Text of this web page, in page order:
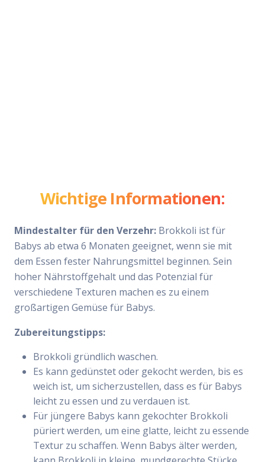
Wichtige Informationen:
Mindestalter für den Verzehr: Brokkoli ist für
Babys ab etwa 6 Monaten geeignet, wenn sie mit
dem Essen fester Nahrungsmittel beginnen. Sein
hoher Nährstoffgehalt und das Potenzial für
verschiedene Texturen machen es zu einem
großartigen Gemüse für Babys.
Zubereitungstipps:
Brokkoli gründlich waschen.
Es kann gedünstet oder gekocht werden, bis es
weich ist, um sicherzustellen, dass es für Babys
leicht zu essen und zu verdauen ist.
Für jüngere Babys kann gekochter Brokkoli
püriert werden, um eine glatte, leicht zu essende
Textur zu schaffen. Wenn Babys älter werden,